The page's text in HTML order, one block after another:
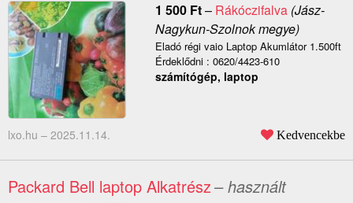
1 500 Ft– Rákóczifalva(Jász-
Nagykun-Szolnok megye)
Eladó régi vaio Laptop Akumlátor 1.500ft
Érdeklődni : 0620/4423-610
számítógép, laptop
lxo.hu – 2025.11.14. Kedvencekbe
Packard Bell laptop Alkatrész– használt